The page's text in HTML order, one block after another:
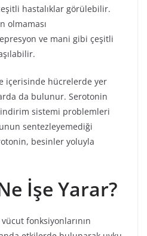
hastalıklar görülebilir.
olmaması
ve mani gibi çeşitli
içerisinde hücrelerde yer
da bulunur. Serotonin
sistemi problemleri
sentezleyemediği
besinler yoluyla
İşe Yarar?
fonksiyonlarının